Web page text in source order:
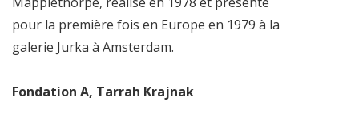
pour la première fois en Europe en 1979 à la
galerie Jurka à Amsterdam.
Fondation A, Tarrah Krajnak